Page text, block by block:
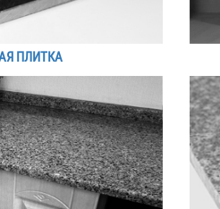
ПЛИТКА